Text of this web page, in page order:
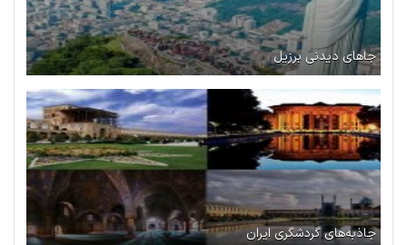
جاهای دیدنی برزیل
جاذبه‌های گردشگری ایران